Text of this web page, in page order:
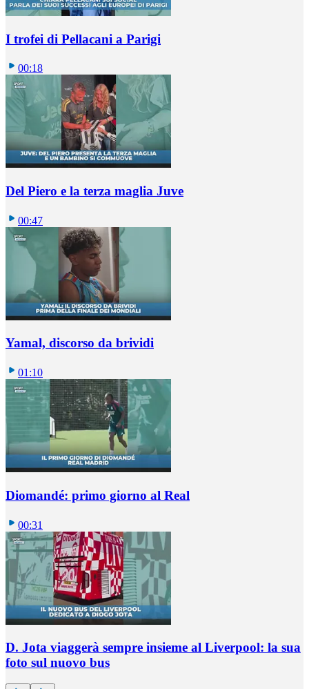
I trofei di Pellacani a Parigi
00:18
Del Piero e la terza maglia Juve
00:47
Yamal, discorso da brividi
01:10
Diomandé: primo giorno al Real
00:31
D. Jota viaggerà sempre insieme al Liverpool: la sua
foto sul nuovo bus